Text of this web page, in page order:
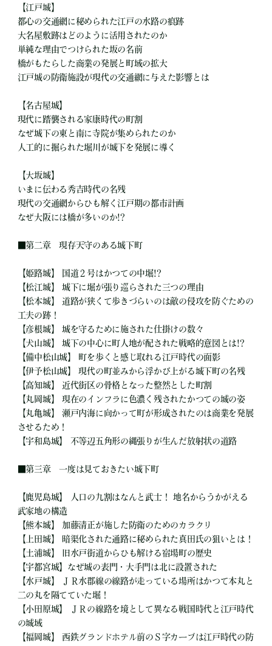
【江戸城】
都心の交通網に秘められた江戸の水路の痕跡
大名屋敷跡はどのように活用されたのか
単純な理由でつけられた坂の名前
橋がもたらした商業の発展と町域の拡大
江戸城の防衛施設が現代の交通網に与えた影響とは
【名古屋城】
現代に踏襲される家康時代の町割
なぜ城下の東と南に寺院が集められたのか
人工的に掘られた堀川が城下を発展に導く
【大坂城】
いまに伝わる秀吉時代の名残
現代の交通網からひも解く江戸期の都市計画
なぜ大阪には橋が多いのか!?
■第二章 現存天守のある城下町
【姫路城】 国道２号はかつての中堀!?
【松江城】 城下に堀が張り巡らされた三つの理由
【松本城】 道路が狭くて歩きづらいのは敵の侵攻を防ぐための
工夫の跡！
【彦根城】 城を守るために施された仕掛けの数々
【犬山城】 城下の中心に町人地が配された戦略的意図とは!?
【備中松山城】 町を歩くと感じ取れる江戸時代の面影
【伊予松山城】 現代の町並みから浮かび上がる城下町の名残
【高知城】 近代街区の骨格となった整然とした町割
【丸岡城】 現在のインフラに色濃く残されたかつての城の姿
【丸亀城】 瀬戸内海に向かって町が形成されたのは商業を発展
させるため！
【宇和島城】 不等辺五角形の縄張りが生んだ放射状の道路
■第三章 一度は見ておきたい城下町
【鹿児島城】 人口の九割はなんと武士！ 地名からうかがえる
武家地の構造
【熊本城】 加藤清正が施した防衛のためのカラクリ
【上田城】 暗渠化された通路に秘められた真田氏の狙いとは！
【土浦城】 旧水戸街道からひも解ける宿場町の歴史
【宇都宮城】なぜ城の表門・大手門は北に設置された
【水戸城】 ＪＲ水郡線の線路が走っている場所はかつて本丸と
二の丸を隔てていた堀！
【小田原城】 ＪＲの線路を境として異なる戦国時代と江戸時代
の城域
【福岡城】 西鉄グランドホテル前のＳ字カーブは江戸時代の防